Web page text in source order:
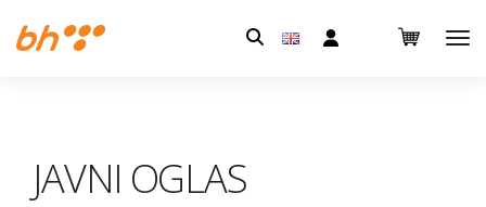
Pretraga:
JAVNI OGLAS